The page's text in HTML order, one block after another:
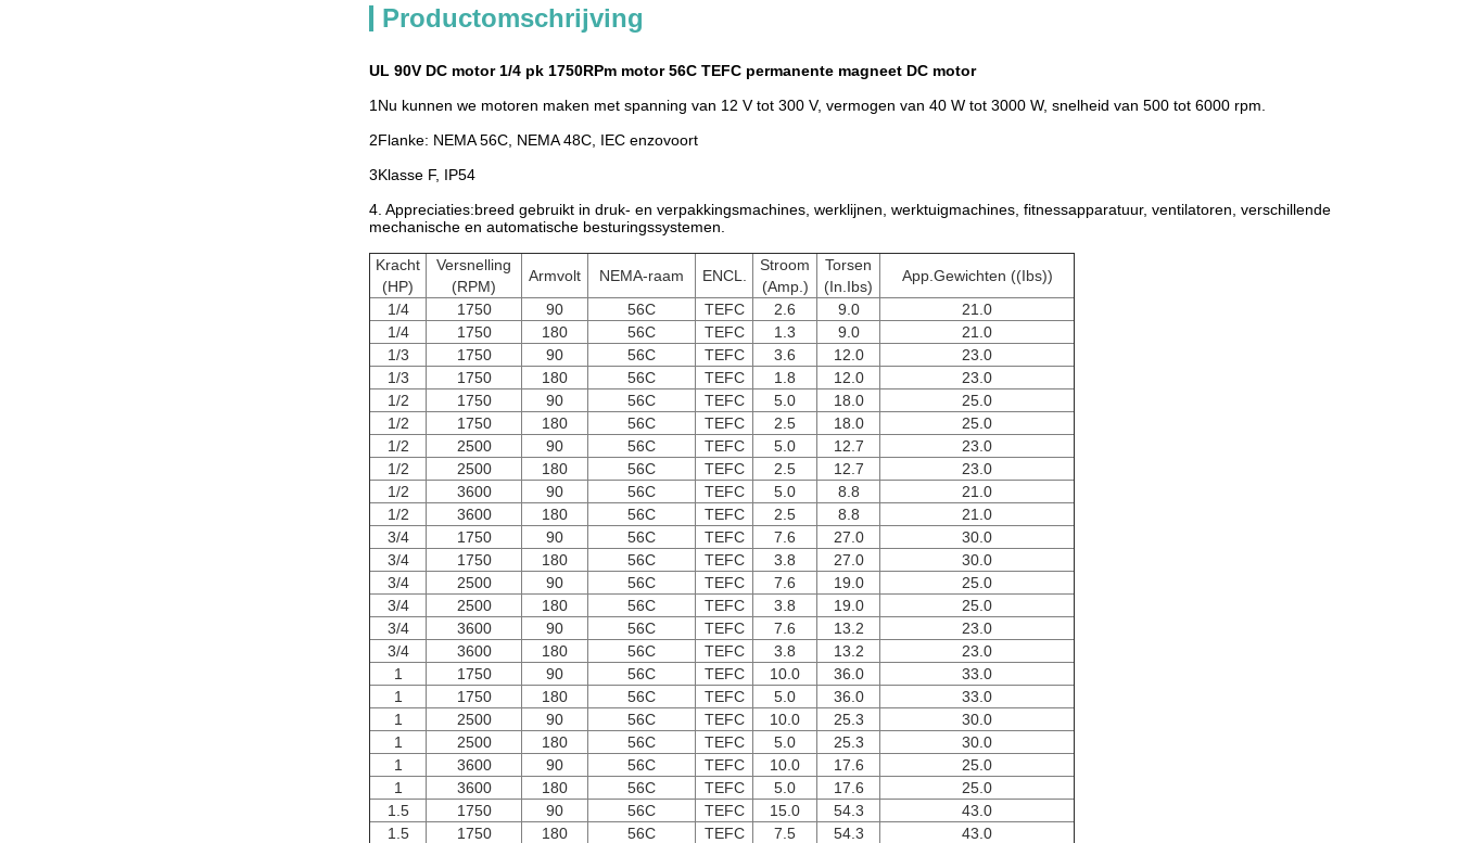
Productomschrijving
UL 90V DC motor 1/4 pk 1750RPm motor 56C TEFC permanente magneet DC motor
1Nu kunnen we motoren maken met spanning van 12 V tot 300 V, vermogen van 40 W tot 3000 W, snelheid van 500 tot 6000 rpm.
2Flanke: NEMA 56C, NEMA 48C, IEC enzovoort
3Klasse F, IP54
4. Appreciaties:breed gebruikt in druk- en verpakkingsmachines, werklijnen, werktuigmachines, fitnessapparatuur, ventilatoren, verschillende
mechanische en automatische besturingssystemen.
Kracht
(HP)
Versnelling
(RPM)
Armvolt NEMA-raam ENCL.
Stroom
(Amp.)
Torsen
(In.Ibs)
App.Gewichten ((Ibs))
1/4
1750 90 56C TEFC 2.6 9.0
21.0
1/4
1750 180 56C TEFC 1.3 9.0
21.0
1/3
1750 90 56C TEFC 3.6 12.0
23.0
1/3
1750 180 56C TEFC 1.8 12.0
23.0
1/2
1750 90 56C TEFC 5.0 18.0
25.0
1/2
1750 180 56C TEFC 2.5 18.0
25.0
1/2
2500 90 56C TEFC 5.0 12.7
23.0
1/2
2500 180 56C TEFC 2.5 12.7
23.0
1/2
3600 90 56C TEFC 5.0 8.8
21.0
1/2
3600 180 56C TEFC 2.5 8.8
21.0
3/4
1750 90 56C TEFC 7.6 27.0
30.0
3/4
1750 180 56C TEFC 3.8 27.0
30.0
3/4
2500 90 56C TEFC 7.6 19.0
25.0
3/4
2500 180 56C TEFC 3.8 19.0
25.0
3/4
3600 90 56C TEFC 7.6 13.2
23.0
3/4
3600 180 56C TEFC 3.8 13.2
23.0
1
1750 90 56C TEFC 10.0 36.0
33.0
1
1750 180 56C TEFC 5.0 36.0
33.0
1
2500 90 56C TEFC 10.0 25.3
30.0
1
2500 180 56C TEFC 5.0 25.3
30.0
1
3600 90 56C TEFC 10.0 17.6
25.0
1
3600 180 56C TEFC 5.0 17.6
25.0
1.5
1750 90 56C TEFC 15.0 54.3
43.0
1.5
1750 180 56C TEFC 7.5 54.3
43.0